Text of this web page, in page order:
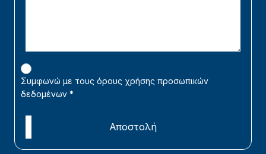
Συμφωνώ με τους όρους χρήσης προσωπικών
δεδομένων *
Αποστολή